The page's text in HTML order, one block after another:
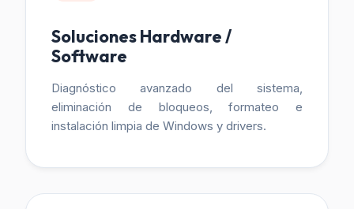
Soluciones Hardware /
Software
Diagnóstico avanzado del sistema,
eliminación de bloqueos, formateo e
instalación limpia de Windows y drivers.